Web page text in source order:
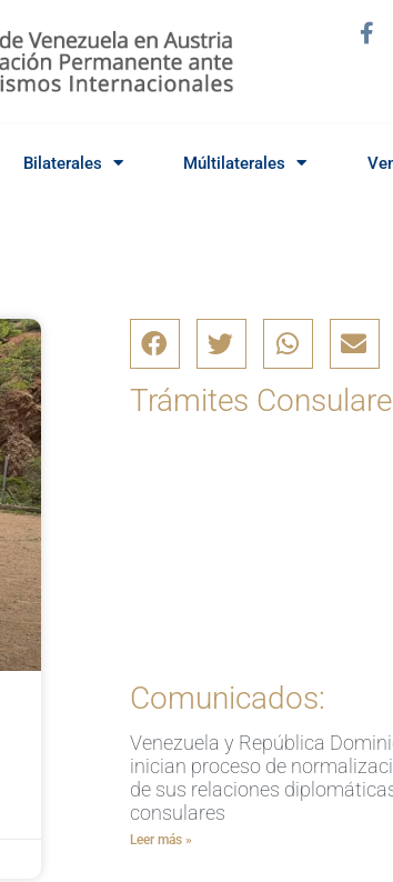
Bilaterales Múltilaterales
Trámites
Comunicados:
Venezuela y República
inician proceso de
de sus relaciones
consulares
Leer más »